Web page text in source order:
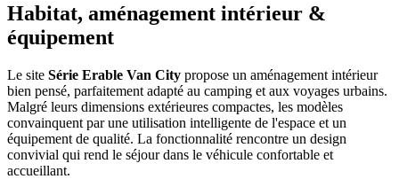
Habitat, aménagement intérieur &
équipement
Le site Série Erable Van City propose un aménagement intérieur
bien pensé, parfaitement adapté au camping et aux voyages urbains.
Malgré leurs dimensions extérieures compactes, les modèles
convainquent par une utilisation intelligente de l'espace et un
équipement de qualité. La fonctionnalité rencontre un design
convivial qui rend le séjour dans le véhicule confortable et
accueillant.